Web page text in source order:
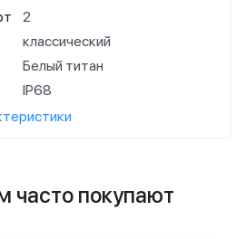
2
классический
Белый титан
IP68
часто покупают